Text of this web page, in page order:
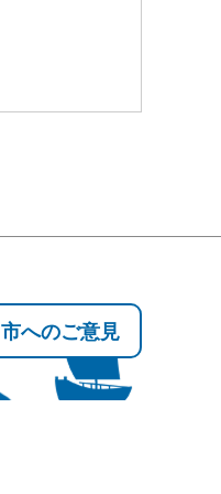
市へのご意見